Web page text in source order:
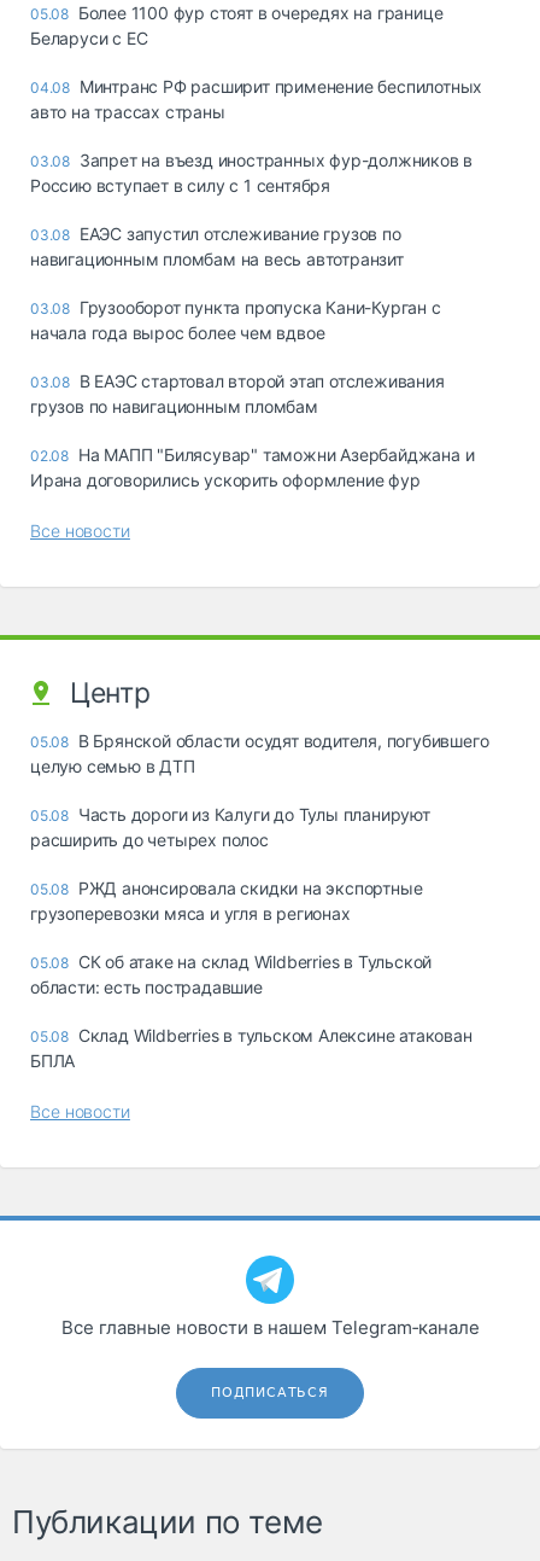
05.08 Более 1100 фур стоят в очередях на границе
Беларуси с ЕС
04.08 Минтранс РФ расширит применение беспилотных
авто на трассах страны
03.08 Запрет на въезд иностранных фур-должников в
Россию вступает в силу с 1 сентября
03.08 ЕАЭС запустил отслеживание грузов по
навигационным пломбам на весь автотранзит
03.08 Грузооборот пункта пропуска Кани-Курган с
начала года вырос более чем вдвое
03.08 В ЕАЭС стартовал второй этап отслеживания
грузов по навигационным пломбам
02.08 На МАПП "Билясувар" таможни Азербайджана и
Ирана договорились ускорить оформление фур
Все новости
Центр
05.08 В Брянской области осудят водителя, погубившего
целую семью в ДТП
05.08 Часть дороги из Калуги до Тулы планируют
расширить до четырех полос
05.08 РЖД анонсировала скидки на экспортные
грузоперевозки мяса и угля в регионах
05.08 СК об атаке на склад Wildberries в Тульской
области: есть пострадавшие
05.08 Склад Wildberries в тульском Алексине атакован
БПЛА
Все новости
Все главные новости в нашем Telegram‑канале
ПОДПИСАТЬСЯ
Публикации по теме